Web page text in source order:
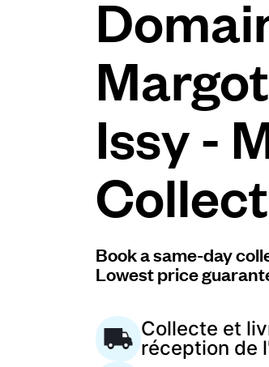
Pour les entreprises
Connectez-vous
Issy -
Book a same-day
Lowest price
Collecte et
réception de